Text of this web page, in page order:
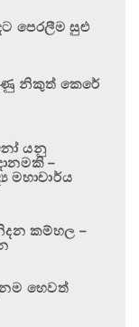
පෙරලීම සුළු
නිකුත් කෙරේ
යනු
–
මහාචාර්ය
කම්හල –
හෙවත්